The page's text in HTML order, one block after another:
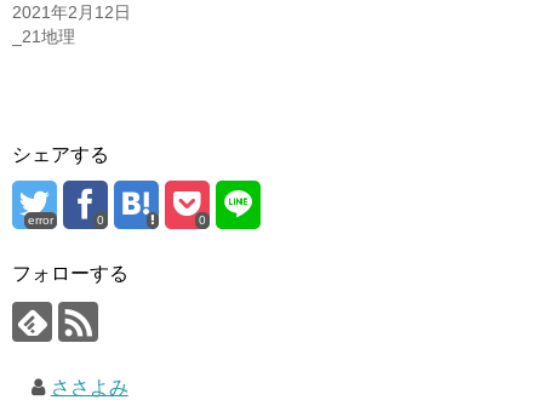
2021年2月12日
_21地理
シェアする
error 0 0
フォローする
ささよみ